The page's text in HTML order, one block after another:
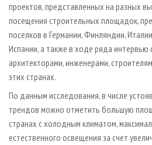
проектов, представленных на разных
посещения строительных площадок,
поселков в Германии, Финляндии,
Испании, а также в ходе ряда интервью
архитекторами, инженерами,
этих странах.
По данным исследования, в числе
трендов можно отметить большую
странах с холодным климатом,
естественного освещения за счет